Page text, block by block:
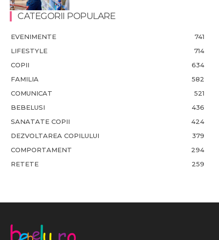
CATEGORII POPULARE
EVENIMENTE
741
LIFESTYLE
714
COPII
634
FAMILIA
582
COMUNICAT
521
BEBELUSI
436
SANATATE COPII
424
DEZVOLTAREA COPILULUI
379
COMPORTAMENT
294
RETETE
259